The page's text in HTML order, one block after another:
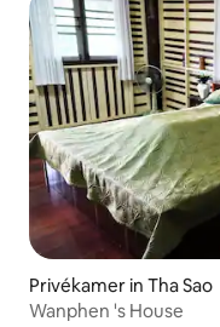
Privékamer in Tha Sao
Wanphen 's House